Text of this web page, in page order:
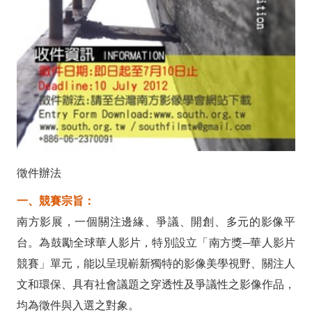
徵件辦法
一、競賽宗旨：
南方影展，一個關注邊緣、爭議、開創、多元的影像平
台。為鼓勵全球華人影片，特別設立「南方獎─華人影片
競賽」單元，能以呈現嶄新獨特的影像美學視野、關注人
文和環保、具有社會議題之穿透性及爭議性之影像作品，
均為徵件與入選之對象。